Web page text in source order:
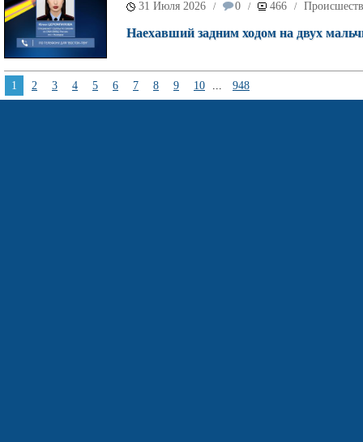
31 Июля 2026 / 0 / 466 /
Наехавший задним ходом на двух
1 2 3 4 5 6 7 8 9 10 ... 948